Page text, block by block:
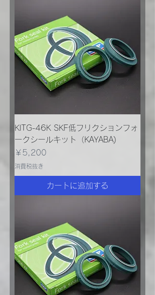
KITG-46K SKF低フリクションフォ
ークシールキット（KAYABA)
価格
￥5,200
消費税抜き
カートに追加する